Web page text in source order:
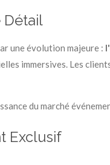
Détail
une évolution majeure :
immersives. Les
du marché
Exclusif